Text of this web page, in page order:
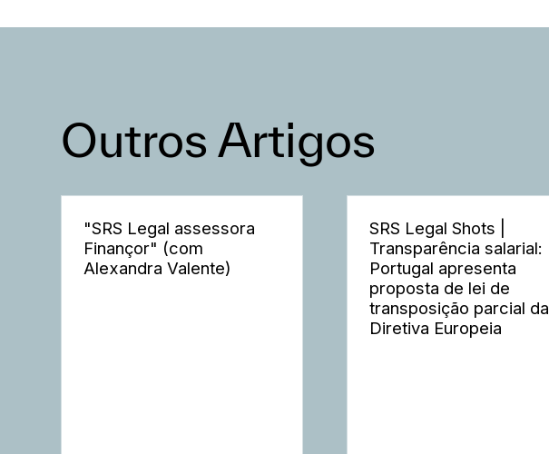
Outros Artigos
"SRS Legal assessora
Finançor" (com
Alexandra Valente)
SRS Legal Shots |
Transparência salarial:
Portugal apresenta
proposta de lei de
transposição parcial da
Diretiva Europeia